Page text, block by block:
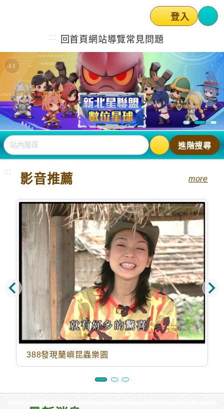
::: 回首頁 網站導覽常見問題
登入 選
站內搜尋進階搜尋
:::
影音推薦 more
388發現蘭嶼昆蟲樂園